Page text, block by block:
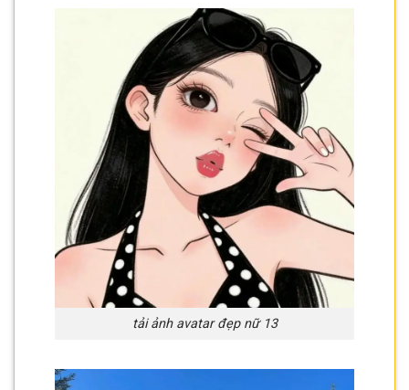
tải ảnh avatar đẹp nữ 13